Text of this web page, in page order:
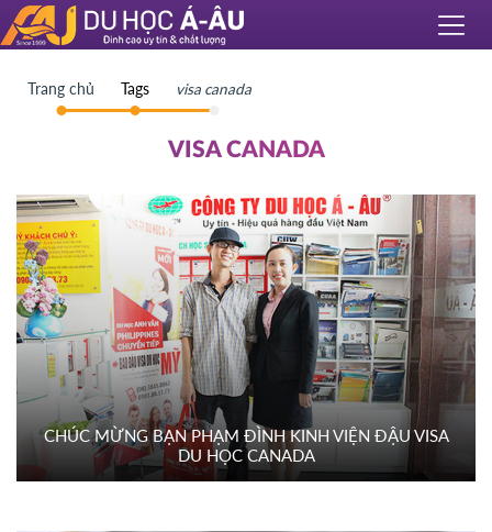
Trang chủ Tags visa canada
VISA CANADA
CHÚC MỪNG BẠN PHẠM ĐÌNH KINH VIỆN ĐẬU VISA
DU HỌC CANADA